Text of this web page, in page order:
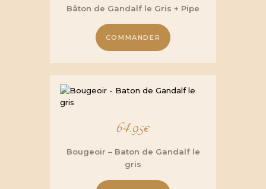
Bâton de Gandalf le Gris + Pipe
COMMANDER
64.95€
Bougeoir – Baton de Gandalf le
gris